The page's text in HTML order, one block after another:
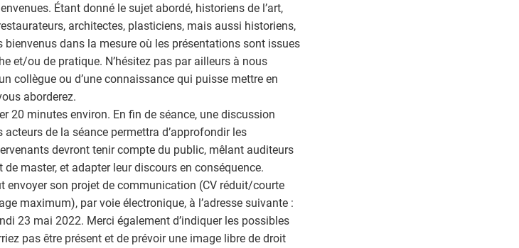
Étant donné le sujet abordé, historiens de l’art,
architectes, plasticiens, mais aussi historiens,
bienvenus dans la mesure où les présentations sont issues
et/ou de pratique. N’hésitez pas par ailleurs à nous
collègue ou d’une connaissance qui puisse mettre en
aborderez.
20 minutes environ. En fin de séance, une discussion
de la séance permettra d’approfondir les
devront tenir compte du public, mêlant auditeurs
master, et adapter leur discours en conséquence.
envoyer son projet de communication (CV réduit/courte
maximum), par voie électronique, à l’adresse suivante :
23 mai 2022. Merci également d’indiquer les possibles
pas être présent et de prévoir une image libre de droit